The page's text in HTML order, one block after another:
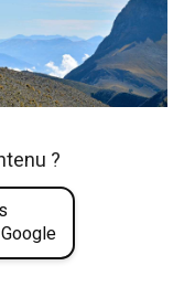
?